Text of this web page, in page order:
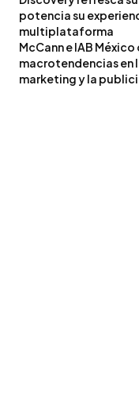
potencia su
multiplataforma
McCann e IAB
macrotendencias en
marketing y la